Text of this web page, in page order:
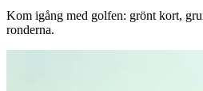
Kom igång med golfen: grönt kort,
ronderna.